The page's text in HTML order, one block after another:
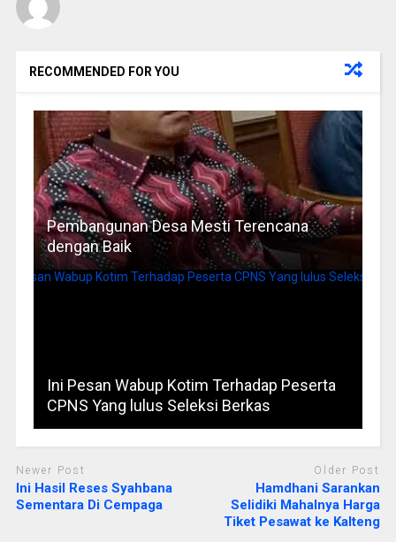
RECOMMENDED FOR YOU
Pembangunan Desa Mesti Terencana
dengan Baik
Ini Pesan Wabup Kotim Terhadap Peserta
CPNS Yang lulus Seleksi Berkas
Newer Post
Ini Hasil Reses Syahbana
Sementara Di Cempaga
Older Post
Hamdhani Sarankan
Selidiki Mahalnya Harga
Tiket Pesawat ke Kalteng